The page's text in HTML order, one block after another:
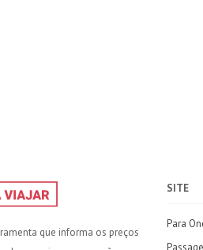
que informa os preços
SITE
Para